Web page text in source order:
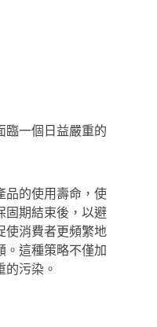
臨一個日益嚴重的
品的使用壽命，使
固期結束後，以避
使消費者更頻繁地
。這種策略不僅加
的污染。